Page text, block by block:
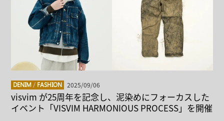
DENIM / FASHION 2025/09/06
visvim が25周年を記念し、泥染めにフォーカスした
イベント「VISVIM HARMONIOUS PROCESS」を開催